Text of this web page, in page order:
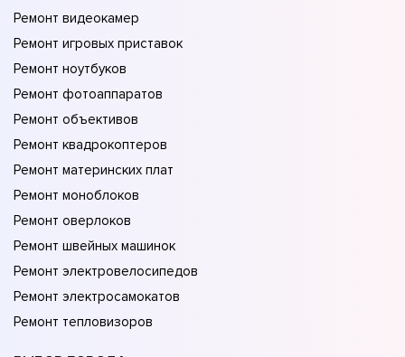
Ремонт видеокамер
Ремонт игровых приставок
Ремонт ноутбуков
Ремонт фотоаппаратов
Ремонт объективов
Ремонт квадрокоптеров
Ремонт материнских плат
Ремонт моноблоков
Ремонт оверлоков
Ремонт швейных машинок
Ремонт электровелосипедов
Ремонт электросамокатов
Ремонт тепловизоров